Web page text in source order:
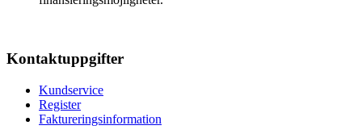
Kontaktuppgifter
Kundservice
Register
Faktureringsinformation